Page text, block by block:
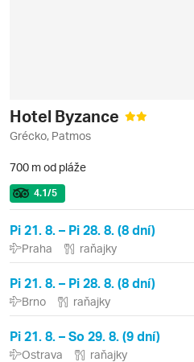
Hotel Byzance
Grécko, Patmos
700 m od pláže
4.1/5
Pi 21. 8. – Pi 28. 8. (8 dní)
Praha raňajky
Pi 21. 8. – Pi 28. 8. (8 dní)
Brno raňajky
Pi 21. 8. – So 29. 8. (9 dní)
Ostrava raňajky